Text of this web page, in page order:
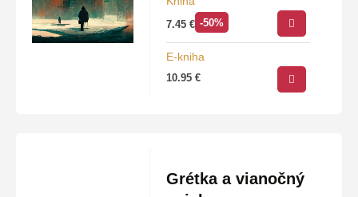
čaro Vianoc svojou hĺbkou a
ľudskosťou. Autorka prináša
modernú vianočnú rozprávku
7.45€ -50%
E-kniha
10.95€
Grétka a vianočný